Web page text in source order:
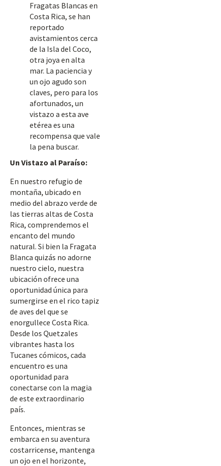
Fragatas Blancas en
Costa Rica, se han
reportado
avistamientos cerca
de la Isla del Coco,
otra joya en alta
mar. La paciencia y
un ojo agudo son
claves, pero para los
afortunados, un
vistazo a esta ave
etérea es una
recompensa que vale
la pena buscar.
Un Vistazo al Paraíso:
En nuestro refugio de
montaña, ubicado en
medio del abrazo verde de
las tierras altas de Costa
Rica, comprendemos el
encanto del mundo
natural. Si bien la Fragata
Blanca quizás no adorne
nuestro cielo, nuestra
ubicación ofrece una
oportunidad única para
sumergirse en el rico tapiz
de aves del que se
enorgullece Costa Rica.
Desde los Quetzales
vibrantes hasta los
Tucanes cómicos, cada
encuentro es una
oportunidad para
conectarse con la magia
de este extraordinario
país.
Entonces, mientras se
embarca en su aventura
costarricense, mantenga
un ojo en el horizonte,